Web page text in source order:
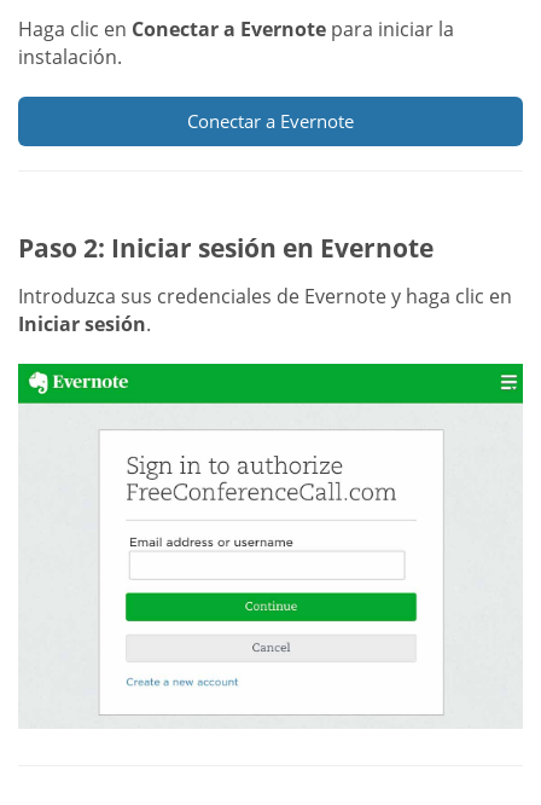
Haga clic en Conectar a Evernote para iniciar la
instalación.
Conectar a Evernote
Paso 2: Iniciar sesión en Evernote
Introduzca sus credenciales de Evernote y haga clic en
Iniciar sesión.